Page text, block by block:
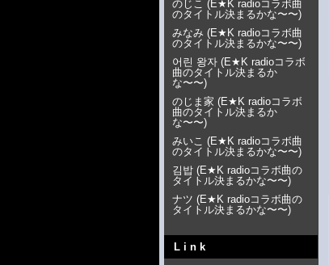
のじこ (E★K radioコラボ曲
のタイトル決まるかな〜〜)
みなみ (E★K radioコラボ曲
のタイトル決まるかな〜〜)
어린 왕자 (E★K radioコラボ
曲のタイトル決まるか
な〜〜)
のじま家 (E★K radioコラボ
曲のタイトル決まるか
な〜〜)
みいこ (E★K radioコラボ曲
のタイトル決まるかな〜〜)
김밥 (E★K radioコラボ曲の
タイトル決まるかな〜〜)
ナツ (E★K radioコラボ曲の
タイトル決まるかな〜〜)
Link